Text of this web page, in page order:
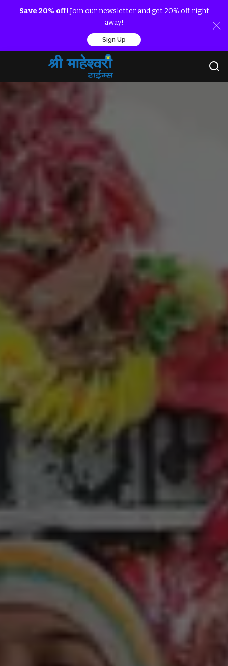
Save 20% off! Join our newsletter and get 20% off right
away!
Sign Up